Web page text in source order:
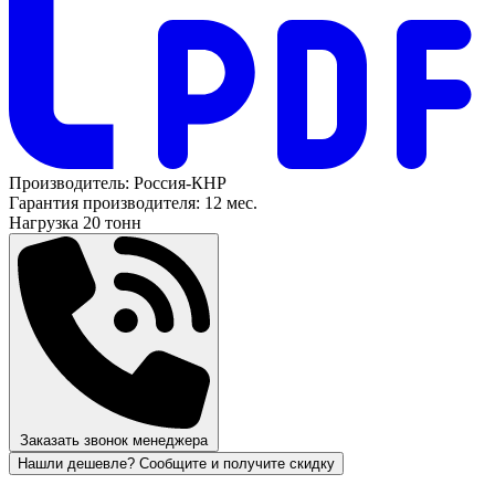
Производитель: Россия-КНР
Гарантия производителя: 12 мес.
Нагрузка 20 тонн
Заказать звонок менеджера
Нашли дешевле? Сообщите и получите скидку